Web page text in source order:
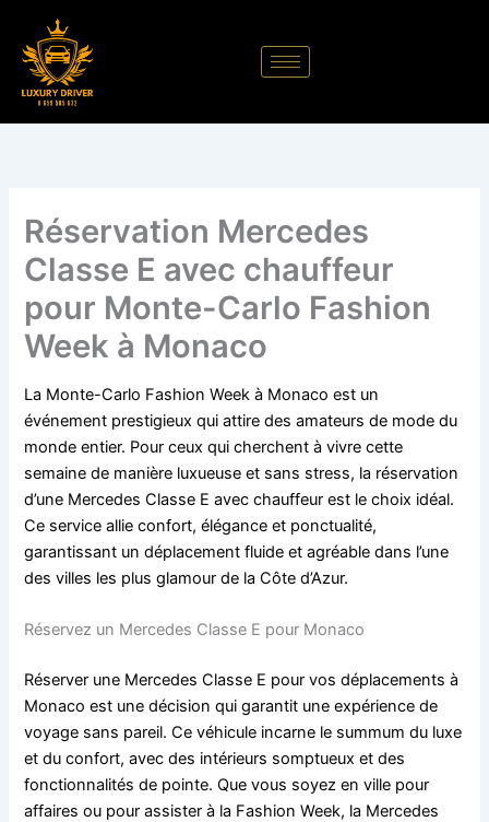
contenu
Réservation Mercedes
Classe E avec chauffeur
pour Monte-Carlo Fashion
Week à Monaco
La Monte-Carlo Fashion Week à Monaco est un
événement prestigieux qui attire des amateurs de mode du
monde entier. Pour ceux qui cherchent à vivre cette
semaine de manière luxueuse et sans stress, la réservation
d’une Mercedes Classe E avec chauffeur est le choix idéal.
Ce service allie confort, élégance et ponctualité,
garantissant un déplacement fluide et agréable dans l’une
des villes les plus glamour de la Côte d’Azur.
Réservez un Mercedes Classe E pour Monaco
Réserver une Mercedes Classe E pour vos déplacements à
Monaco est une décision qui garantit une expérience de
voyage sans pareil. Ce véhicule incarne le summum du luxe
et du confort, avec des intérieurs somptueux et des
fonctionnalités de pointe. Que vous soyez en ville pour
affaires ou pour assister à la Fashion Week, la Mercedes